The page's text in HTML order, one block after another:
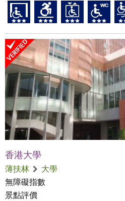
香港大學
薄扶林
大學
無障礙指數
景點評價